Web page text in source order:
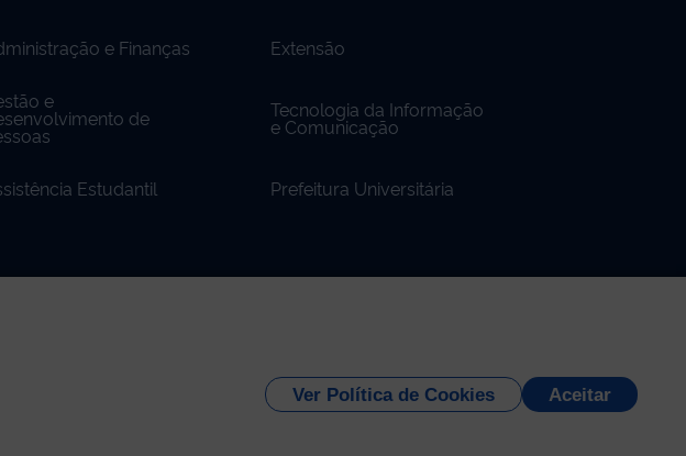
Ver Política de Cookies Aceitar
e Finanças
e
de
Estudantil
Extensão
Tecnologia da Informação
e Comunicação
Prefeitura Universitária
1.1.59